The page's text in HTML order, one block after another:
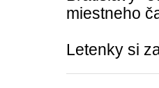
miestneho
Letenky si